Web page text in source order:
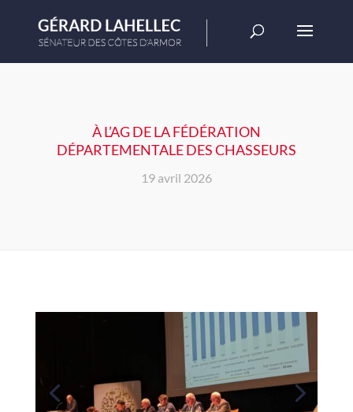
À L’AG DE LA FÉDÉRATION
DÉPARTEMENTALE DES CHASSEURS
19 avril 2026